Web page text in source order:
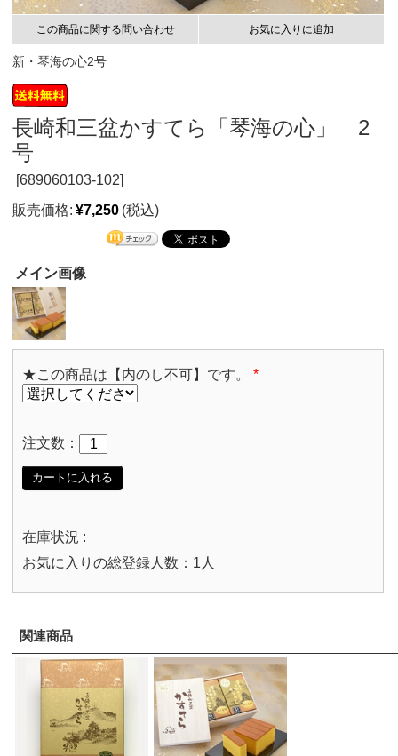
この商品に関する問い合わせ お気に入りに追加
新・琴海の心2号
長崎和三盆かすてら「琴海の心」 2
号
[689060103-102]
販売価格: ¥7,250 (税込)
メイン画像
★この商品は【内のし不可】です。 *
注文数：
カートに入れる
在庫状況 :
お気に入りの総登録人数：1人
関連商品